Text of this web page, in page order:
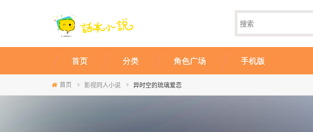
首页 分类 角色广场 手机版
首页 影视同人小说 异时空的琉璃爱恋